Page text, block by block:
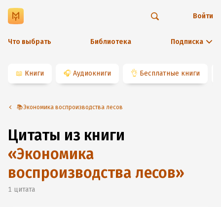
Что выбрать Библиотека Подписка
Войти
📖 Книги 🎧 Аудиокниги 👌 Бесплатные книги
📚Экономика воспроизводства лесов
Цитаты из книги
«Экономика
воспроизводства лесов»
1 цитата